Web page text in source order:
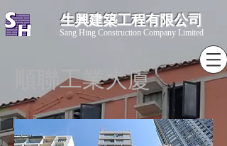
生興建築工程有限公司
​Sang Hing Construction Company Limited
順聯工業大廈